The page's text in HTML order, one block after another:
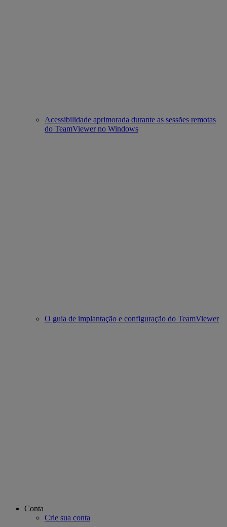
Acessibilidade aprimorada durante as sessões remotas
do TeamViewer no Windows
O guia de implantação e configuração do TeamViewer
Conta
Crie sua conta